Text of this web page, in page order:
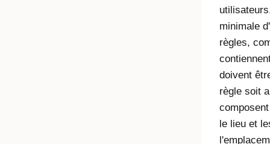
minimale
règles,
doivent
règle soit
le lieu et